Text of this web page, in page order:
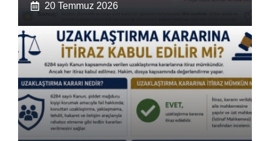
20 Temmuz 2026